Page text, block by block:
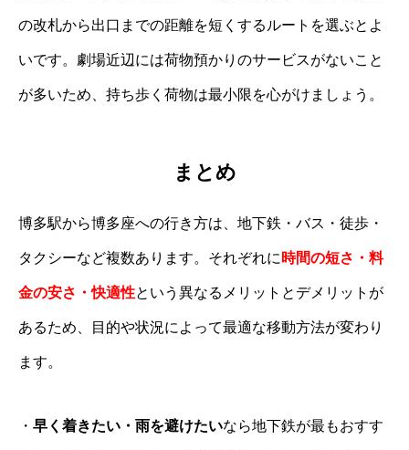
の改札から出口までの距離を短くするルートを選ぶとよ
いです。劇場近辺には荷物預かりのサービスがないこと
が多いため、持ち歩く荷物は最小限を心がけましょう。
まとめ
博多駅から博多座への行き方は、地下鉄・バス・徒歩・
タクシーなど複数あります。それぞれに 時間の短さ・料
金の安さ・快適性という異なるメリットとデメリットが
あるため、目的や状況によって最適な移動方法が変わり
ます。
・ 早く着きたい・雨を避けたいなら地下鉄が最もおすす